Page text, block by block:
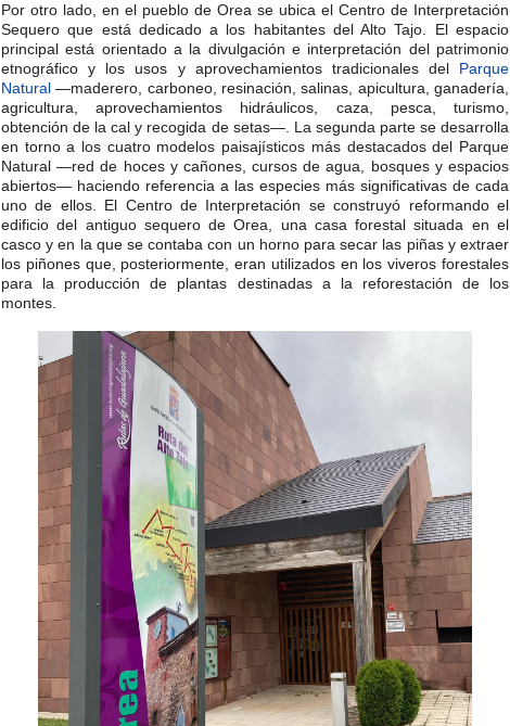
Por otro lado, en el pueblo de Orea se ubica el Centro de Interpretación
Sequero que está dedicado a los habitantes del Alto Tajo. El espacio
principal está orientado a la divulgación e interpretación del patrimonio
etnográfico y los usos y aprovechamientos tradicionales del Parque
Natural —maderero, carboneo, resinación, salinas, apicultura, ganadería,
agricultura, aprovechamientos hidráulicos, caza, pesca, turismo,
obtención de la cal y recogida de setas—. La segunda parte se desarrolla
en torno a los cuatro modelos paisajísticos más destacados del Parque
Natural —red de hoces y cañones, cursos de agua, bosques y espacios
abiertos— haciendo referencia a las especies más significativas de cada
uno de ellos. El Centro de Interpretación se construyó reformando el
edificio del antiguo sequero de Orea, una casa forestal situada en el
casco y en la que se contaba con un horno para secar las piñas y extraer
los piñones que, posteriormente, eran utilizados en los viveros forestales
para la producción de plantas destinadas a la reforestación de los
montes.